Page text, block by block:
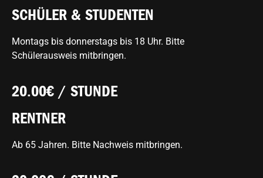
SCHÜLER & STUDENTEN
Montags bis donnerstags bis 18 Uhr. Bitte
Schülerausweis mitbringen.
20.00€ / STUNDE
RENTNER
Ab 65 Jahren. Bitte Nachweis mitbringen.